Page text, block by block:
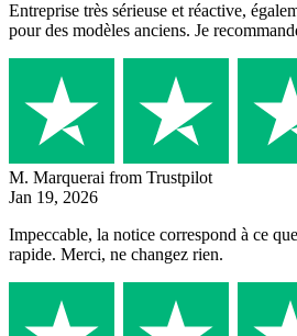
Entreprise très sérieuse et réactive,
pour des modèles anciens. Je
M. Marquerai from Trustpilot
Jan 19, 2026
Impeccable, la notice correspond à ce
rapide. Merci, ne changez rien.